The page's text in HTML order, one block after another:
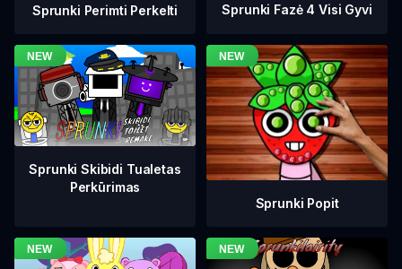
Sprunki Perimti Perkelti Sprunki Fazė 4 Visi Gyvi
Sprunki Skibidi Tualetas
Perkūrimas
Sprunki Popit